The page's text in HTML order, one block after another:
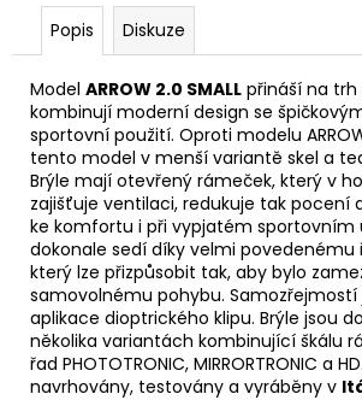
Popis Diskuze
Model ARROW 2.0 SMALL přináší na trh
kombinují moderní design se
sportovní použití. Oproti modelu
tento model v menší variantě skel a
Brýle mají otevřený rámeček, který v
zajišťuje ventilaci, redukuje tak pocení
ke komfortu i při vypjatém sportovním
dokonale sedí díky velmi povedenému
který lze přizpůsobit tak, aby bylo
samovolnému pohybu. Samozřejmostí
aplikace dioptrického klipu. Brýle jsou
několika variantách kombinující škálu
řad PHOTOTRONIC, MIRRORTRONIC a
navrhovány, testovány a vyráběny v
CYKLISTICKÝ
DRES
KRÁTKÝ
ALÉ
PR-
R
"ADC"
2
690
Kč